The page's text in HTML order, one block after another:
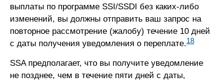
выплаты по программе SSI/SSDI без каких-либо
изменений, вы должны отправить ваш запрос на
повторное рассмотрение (жалобу) течение 10 дней
с даты получения уведомления о переплате.18
SSA предполагает, что вы получите уведомление
не позднее, чем в течение пяти дней с даты,